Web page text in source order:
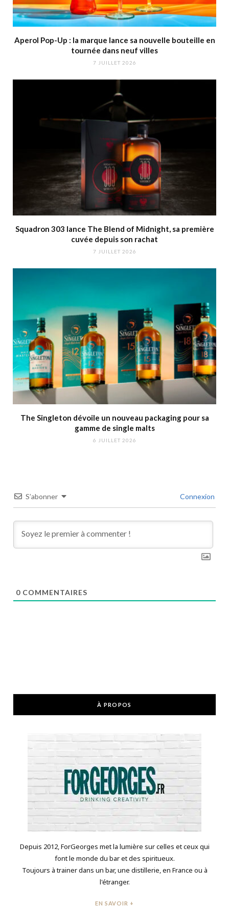
Aperol Pop-Up : la marque lance sa nouvelle bouteille en
tournée dans neuf villes
7 JUILLET 2026
Squadron 303 lance The Blend of Midnight, sa première
cuvée depuis son rachat
7 JUILLET 2026
The Singleton dévoile un nouveau packaging pour sa
gamme de single malts
6 JUILLET 2026
S’abonner Connexion
0 COMMENTAIRES
À PROPOS
Depuis 2012, ForGeorges met la lumière sur celles et ceux qui
font le monde du bar et des spiritueux.
Toujours à trainer dans un bar, une distillerie, en France ou à
l'étranger.
EN SAVOIR +